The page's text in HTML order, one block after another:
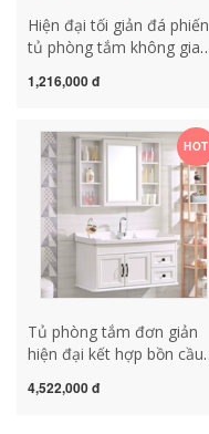
Hiện đại tối giản đá phiến
tủ phòng tắm không gian
gốm tích hợp chậu rửa
tủ nhà tắm tủ gương
phòng tắm inox
1,216,000 đ
HOT
Tủ phòng tắm đơn giản
hiện đại kết hợp bồn cầu
rửa tích hợp chậu rửa tủ
4,522,000 đ